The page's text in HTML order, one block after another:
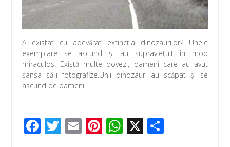
k p
A existat cu adevărat extincţia dinozaurilor? Unele
exemplare se ascund şi au supravieţuit în mod
miraculos. Există multe dovezi, oameni care au avut
şansa să-i fotografize.Unii dinozauri au scăpat şi se
ascund de oameni.
F T E Pi W X